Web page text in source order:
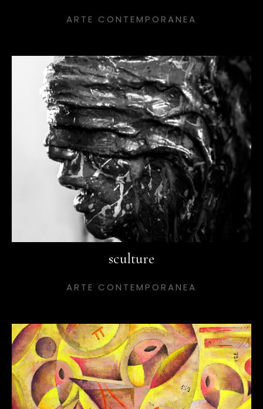
ARTE CONTEMPORANEA
sculture
ARTE CONTEMPORANEA